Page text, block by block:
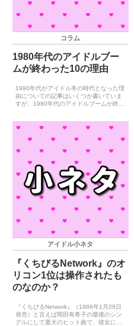
コラム
1980年代のアイドルブー
ムが終わった10の理由
1990年代がアイドル冬の時代となった理
由についての記事はいくつか書いていま
すが、1980年代のアイドルブームが終わ
た。1990年代に何があったのかを考えた
アイドル小ネタ
『くちびるNetwork』のオ
リコン1位は操作されたも
のなのか？
『くちびるNetwork』（1986年1月29日
発売）と言えば岡田有希子の最後のシン
グルにして最大のヒット曲で、彼女にと